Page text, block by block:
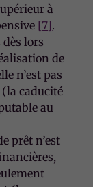
à
[7].
lors
de
n’est pas
(la caducité
au
prêt n’est